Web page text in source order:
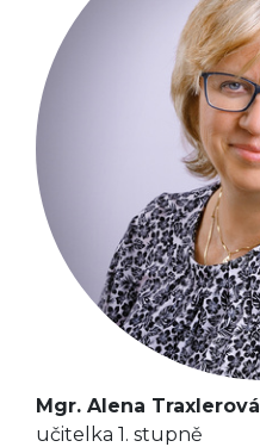
Mgr. Alena Traxlerová
učitelka 1. stupně